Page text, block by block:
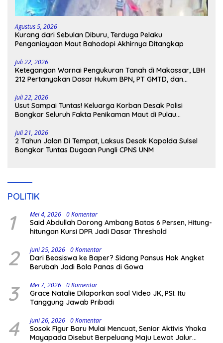
Agustus 5, 2026
Kurang dari Sebulan Diburu, Terduga Pelaku
Penganiayaan Maut Bahodopi Akhirnya Ditangkap
Juli 22, 2026
Ketegangan Warnai Pengukuran Tanah di Makassar, LBH
212 Pertanyakan Dasar Hukum BPN, PT GMTD, dan
Juli 22, 2026
Usut Sampai Tuntas! Keluarga Korban Desak Polisi
Bongkar Seluruh Fakta Penikaman Maut di Pulau
Juli 21, 2026
2 Tahun Jalan Di Tempat, Laksus Desak Kapolda Sulsel
Bongkar Tuntas Dugaan Pungli CPNS UNM
POLITIK
1 Mei 4, 2026 0 Komentar
Said Abdullah Dorong Ambang Batas 6 Persen, Hitung-
hitungan Kursi DPR Jadi Dasar Threshold
2 Juni 25, 2026 0 Komentar
Dari Beasiswa ke Baper? Sidang Pansus Hak Angket
Berubah Jadi Bola Panas di Gowa
3 Mei 7, 2026 0 Komentar
Grace Natalie Dilaporkan soal Video JK, PSI: Itu
Tanggung Jawab Pribadi
4 Juni 26, 2026 0 Komentar
Sosok Figur Baru Mulai Mencuat, Senior Aktivis Yhoka
Mayapada Disebut Berpeluang Maju Lewat Jalur